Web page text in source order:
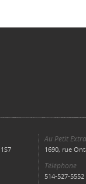
Au Petit
1690, rue
Téléphone
514-527-5552